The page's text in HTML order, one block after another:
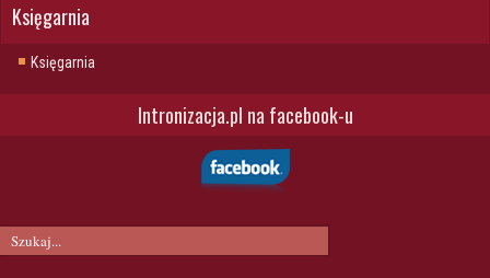
Księgarnia
Księgarnia
Intronizacja.pl na facebook-u